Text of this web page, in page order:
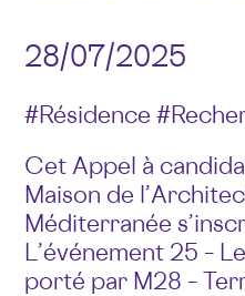
28/07/2025
#Résidence
Cet Appel à
Maison de
Méditerranée
L’événement 25 –
porté par M28 –